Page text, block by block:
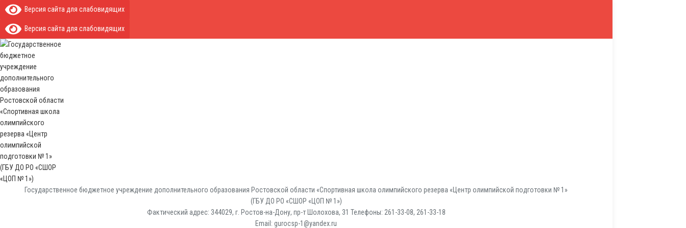
Версия сайта для слабовидящих
Версия сайта для слабовидящих
Государственное бюджетное учреждение дополнительного образования Ростовской области «Спортивная школа олимпийского резерва «Центр олимпийской подготовки № 1»
(ГБУ ДО РО «СШОР «ЦОП № 1»)
Фактический адрес: 344029, г. Ростов-на-Дону, пр-т Шолохова, 31 Телефоны: 261-33-08, 261-33-18
Email: gurocsp-1@yandex.ru